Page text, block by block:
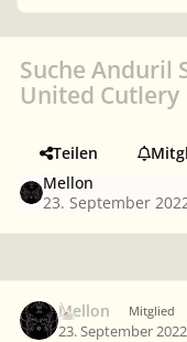
Suche Anduril
United Cutlery
Teilen
Mellon
23. September
Mellon Mitglied
23. September 2022